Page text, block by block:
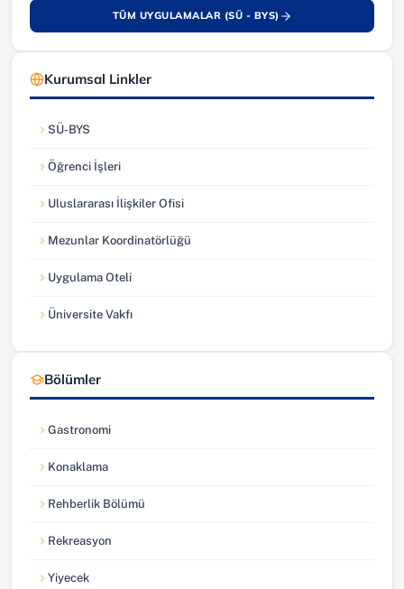
TÜM UYGULAMALAR (SÜ - BYS)
(yeni sekmede açılır)
Kurumsal Linkler
SÜ-BYS
(yeni sekmede açılır)
Öğrenci İşleri
(yeni sekmede açılır)
Uluslararası İlişkiler Ofisi
(yeni sekmede açılır)
Mezunlar Koordinatörlüğü
(yeni sekmede açılır)
Uygulama Oteli
(yeni sekmede açılır)
Üniversite Vakfı
(yeni sekmede açılır)
Bölümler
Gastronomi
Konaklama
Rehberlik Bölümü
Rekreasyon
Yiyecek